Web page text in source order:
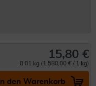
15,80 €
0.01 kg (1.580,00 € / 1 kg)
In den Warenkorb